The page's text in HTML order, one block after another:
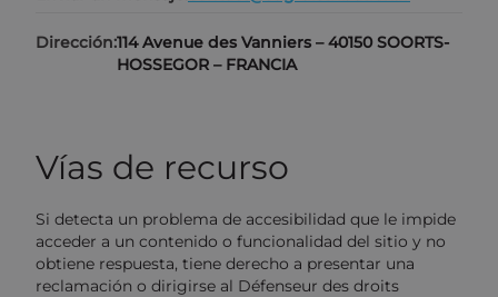
Dirección:114 Avenue des Vanniers – 40150 SOORTS-
HOSSEGOR – FRANCIA
Vías de recurso
Si detecta un problema de accesibilidad que le impide
acceder a un contenido o funcionalidad del sitio y no
obtiene respuesta, tiene derecho a presentar una
reclamación o dirigirse al Défenseur des droits